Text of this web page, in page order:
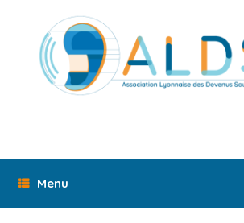
Menu